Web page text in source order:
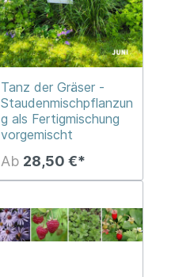
Tanz der Gräser -
Staudenmischpflanzun
g als Fertigmischung
vorgemischt
Ab 28,50 €*